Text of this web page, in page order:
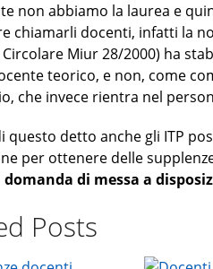
non abbiamo la laurea e
chiamarli docenti, infatti la
Circolare Miur 28/2000) ha
teorico, e non, come
che invece rientra nel
questo detto anche gli ITP
per ottenere delle
di messa a
Posts